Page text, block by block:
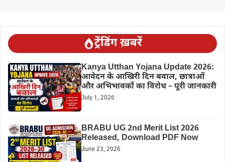
ट्रेंडिंग ख़बरें
Kanya Utthan Yojana Update 2026:
आवेदन के आखिरी दिन बवाल, छात्राओं
और अभिभावकों का विरोध – पूरी जानकारी
July 1, 2026
BRABU UG 2nd Merit List 2026
Released, Download PDF Now
June 23, 2026